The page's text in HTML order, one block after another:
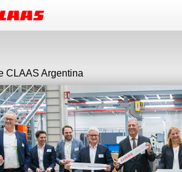
CLAAS Argentina